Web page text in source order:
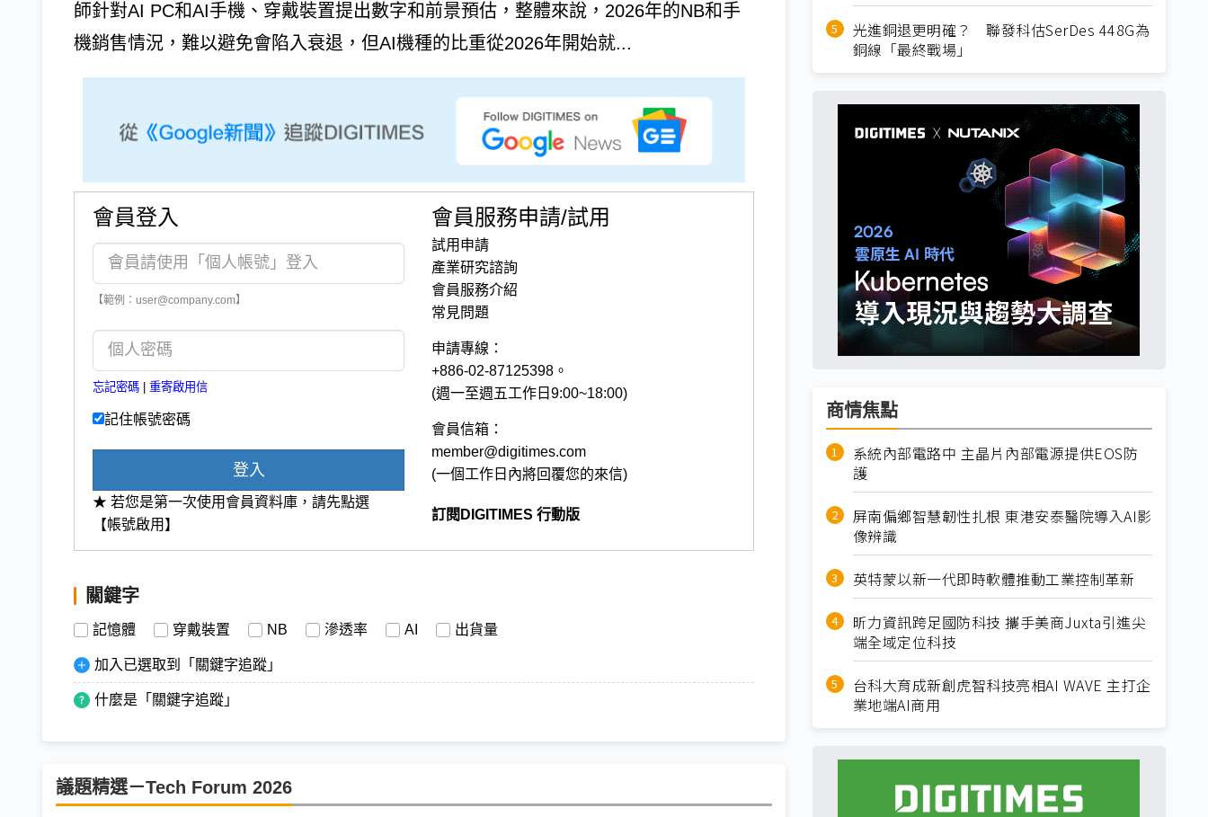
師針對AI PC和AI手機、穿戴裝置提出數字和前景預估，整體來說，2026年的NB和手
機銷售情況，難以避免會陷入衰退，但AI機種的比重從2026年開始就...
會員登入
【範例：user@company.com】
忘記密碼 重寄啟用信
記住帳號密碼
登入
★ 若您是第一次使用會員資料庫，請先點選
【帳號啟用】
會員服務申請/試用
試用申請
產業研究諮詢
會員服務介紹
常見問題
申請專線：
+886-02-87125398。
(週一至週五工作日9:00~18:00)
會員信箱：
member@digitimes.com
(一個工作日內將回覆您的來信)
訂閱DIGITIMES 行動版
關鍵字
記憶體 穿戴裝置 NB 滲透率 AI 出貨量
加入已選取到「關鍵字追蹤」
什麼是「關鍵字追蹤」
議題精選－Tech Forum 2026
光進銅退更明確？ 聯發科估SerDes 448G為
銅線「最終戰場」
商情焦點
系統內部電路中 主晶片內部電源提供EOS防
護
屏南偏鄉智慧韌性扎根 東港安泰醫院導入AI影
像辨識
英特蒙以新一代即時軟體推動工業控制革新
昕力資訊跨足國防科技 攜手美商Juxta引進尖
端全域定位科技
台科大育成新創虎智科技亮相AI WAVE 主打企
業地端AI商用